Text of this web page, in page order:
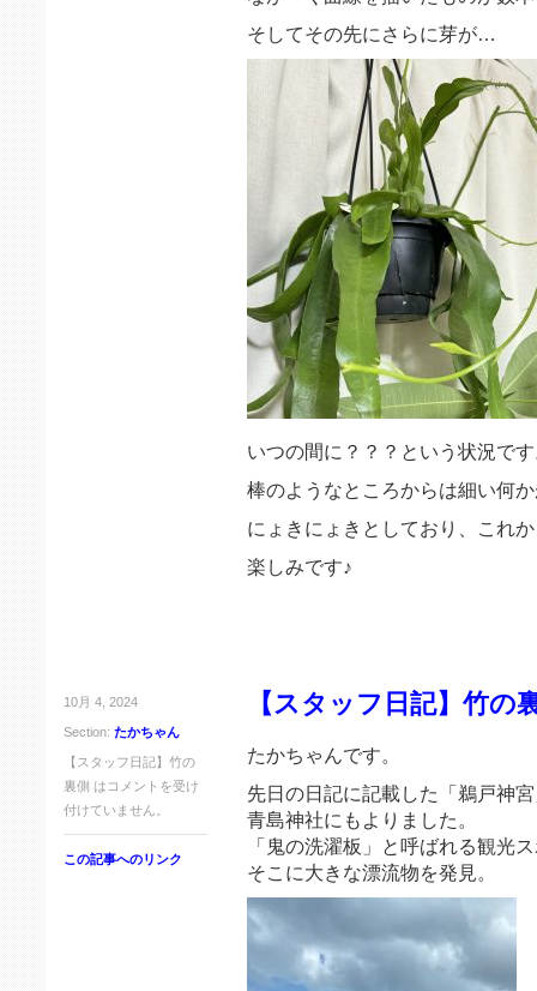
そしてその先にさらに芽が…
いつの間に？？？という状況で
棒のようなところからは細い何
にょきにょきとしており、これ
楽しみです♪
10月 4, 2024
Section: たかちゃん
【スタッフ日記】竹の
裏側 は コメントを受け
付けていません。
この記事へのリンク
【スタッフ日記】竹の
たかちゃんです。
先日の日記に記載した「鵜戸神
青島神社にもよりました。
「鬼の洗濯板」と呼ばれる観光
そこに大きな漂流物を発見。